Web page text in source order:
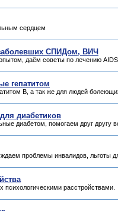
сердцем
СПИДом, ВИЧ
даём советы по лечению AIDS,
гепатитом
B, а так же для людей
диабетиков
диабетом, помогаем друг другу
проблемы инвалидов, льготы
расстройствами.